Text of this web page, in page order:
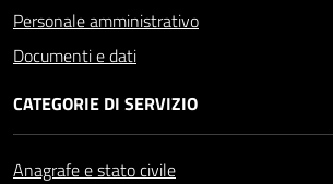
Personale amministrativo
Documenti e dati
CATEGORIE DI SERVIZIO
Anagrafe e stato civile